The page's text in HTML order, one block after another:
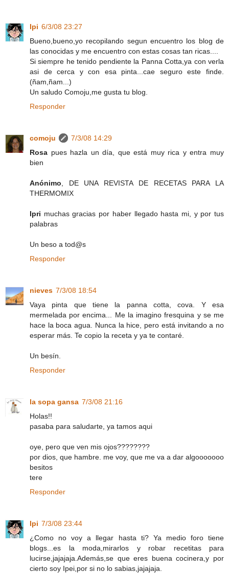
Ipi 6/3/08 23:27
Bueno,bueno,yo recopilando segun encuentro los blog de
las conocidas y me encuentro con estas cosas tan ricas....
Si siempre he tenido pendiente la Panna Cotta,ya con verla
asi de cerca y con esa pinta...cae seguro este finde.
(ñam,ñam...)
Un saludo Comoju,me gusta tu blog.
Responder
comoju
7/3/08 14:29
Rosa pues hazla un día, que está muy rica y entra muy
bien
Anónimo , DE UNA REVISTA DE RECETAS PARA LA
THERMOMIX
Ipri muchas gracias por haber llegado hasta mi, y por tus
palabras
Un beso a tod@s
Responder
nieves 7/3/08 18:54
Vaya pinta que tiene la panna cotta, cova. Y esa
mermelada por encima... Me la imagino fresquina y se me
hace la boca agua. Nunca la hice, pero está invitando a no
esperar más. Te copio la receta y ya te contaré.
Un besín.
Responder
la sopa gansa 7/3/08 21:16
Holas!!
pasaba para saludarte, ya tamos aqui
oye, pero que ven mis ojos????????
por dios, que hambre. me voy, que me va a dar algooooooo
besitos
tere
Responder
Ipi 7/3/08 23:44
¿Como no voy a llegar hasta ti? Ya medio foro tiene
blogs...es la moda,mirarlos y robar recetitas para
lucirse,jajajaja.Además,se que eres buena cocinera,y por
cierto soy Ipei,por si no lo sabias,jajajaja.